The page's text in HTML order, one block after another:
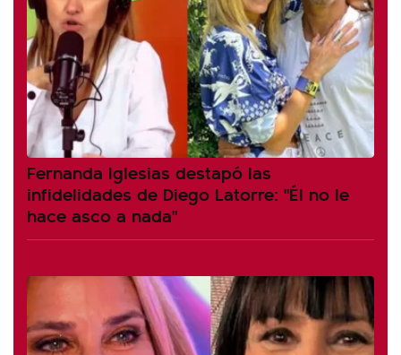
Fernanda Iglesias destapó las
infidelidades de Diego Latorre: "Él no le
hace asco a nada"